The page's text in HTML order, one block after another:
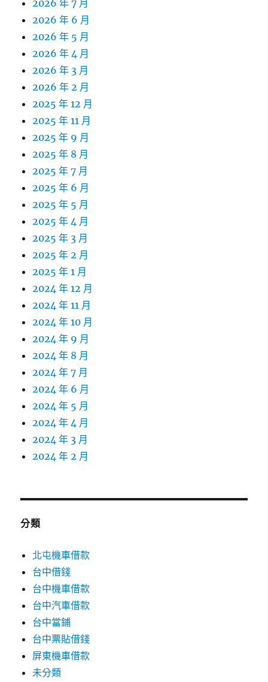
2026 年 7 月
2026 年 6 月
2026 年 5 月
2026 年 4 月
2026 年 3 月
2026 年 2 月
2025 年 12 月
2025 年 11 月
2025 年 9 月
2025 年 8 月
2025 年 7 月
2025 年 6 月
2025 年 5 月
2025 年 4 月
2025 年 3 月
2025 年 2 月
2025 年 1 月
2024 年 12 月
2024 年 11 月
2024 年 10 月
2024 年 9 月
2024 年 8 月
2024 年 7 月
2024 年 6 月
2024 年 5 月
2024 年 4 月
2024 年 3 月
2024 年 2 月
分類
北屯機車借款
台中借錢
台中機車借款
台中汽車借款
台中當鋪
台中票貼借錢
屏東機車借款
未分類